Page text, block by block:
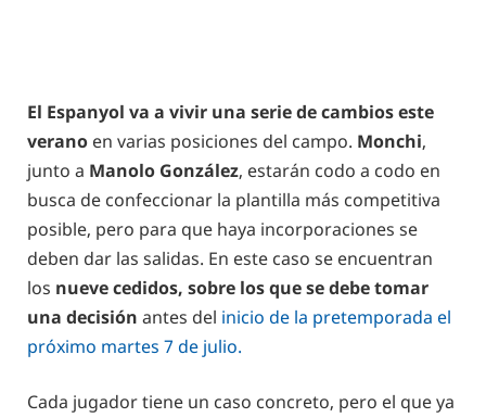
El Espanyol va a vivir una serie de cambios este
verano en varias posiciones del campo. Monchi,
junto a Manolo González, estarán codo a codo en
busca de confeccionar la plantilla más competitiva
posible, pero para que haya incorporaciones se
deben dar las salidas. En este caso se encuentran
los nueve cedidos, sobre los que se debe tomar
una decisión antes del inicio de la pretemporada el
próximo martes 7 de julio.
Cada jugador tiene un caso concreto, pero el que ya